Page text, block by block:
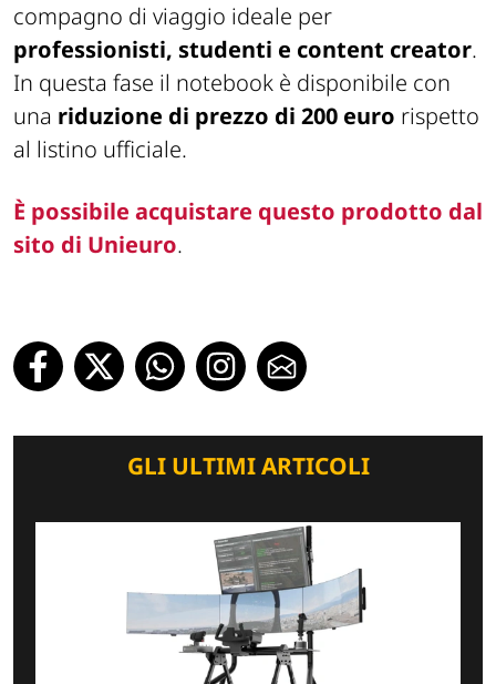
compagno di viaggio ideale per
professionisti, studenti e content creator.
In questa fase il notebook è disponibile con
una riduzione di prezzo di 200 euro rispetto
al listino ufficiale.
È possibile acquistare questo prodotto dal
sito di Unieuro.
GLI ULTIMI ARTICOLI